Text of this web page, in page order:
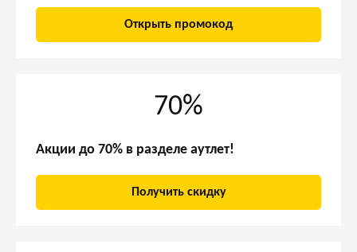
Открыть промокод
70%
Акции до 70% в разделе аутлет!
Получить скидку